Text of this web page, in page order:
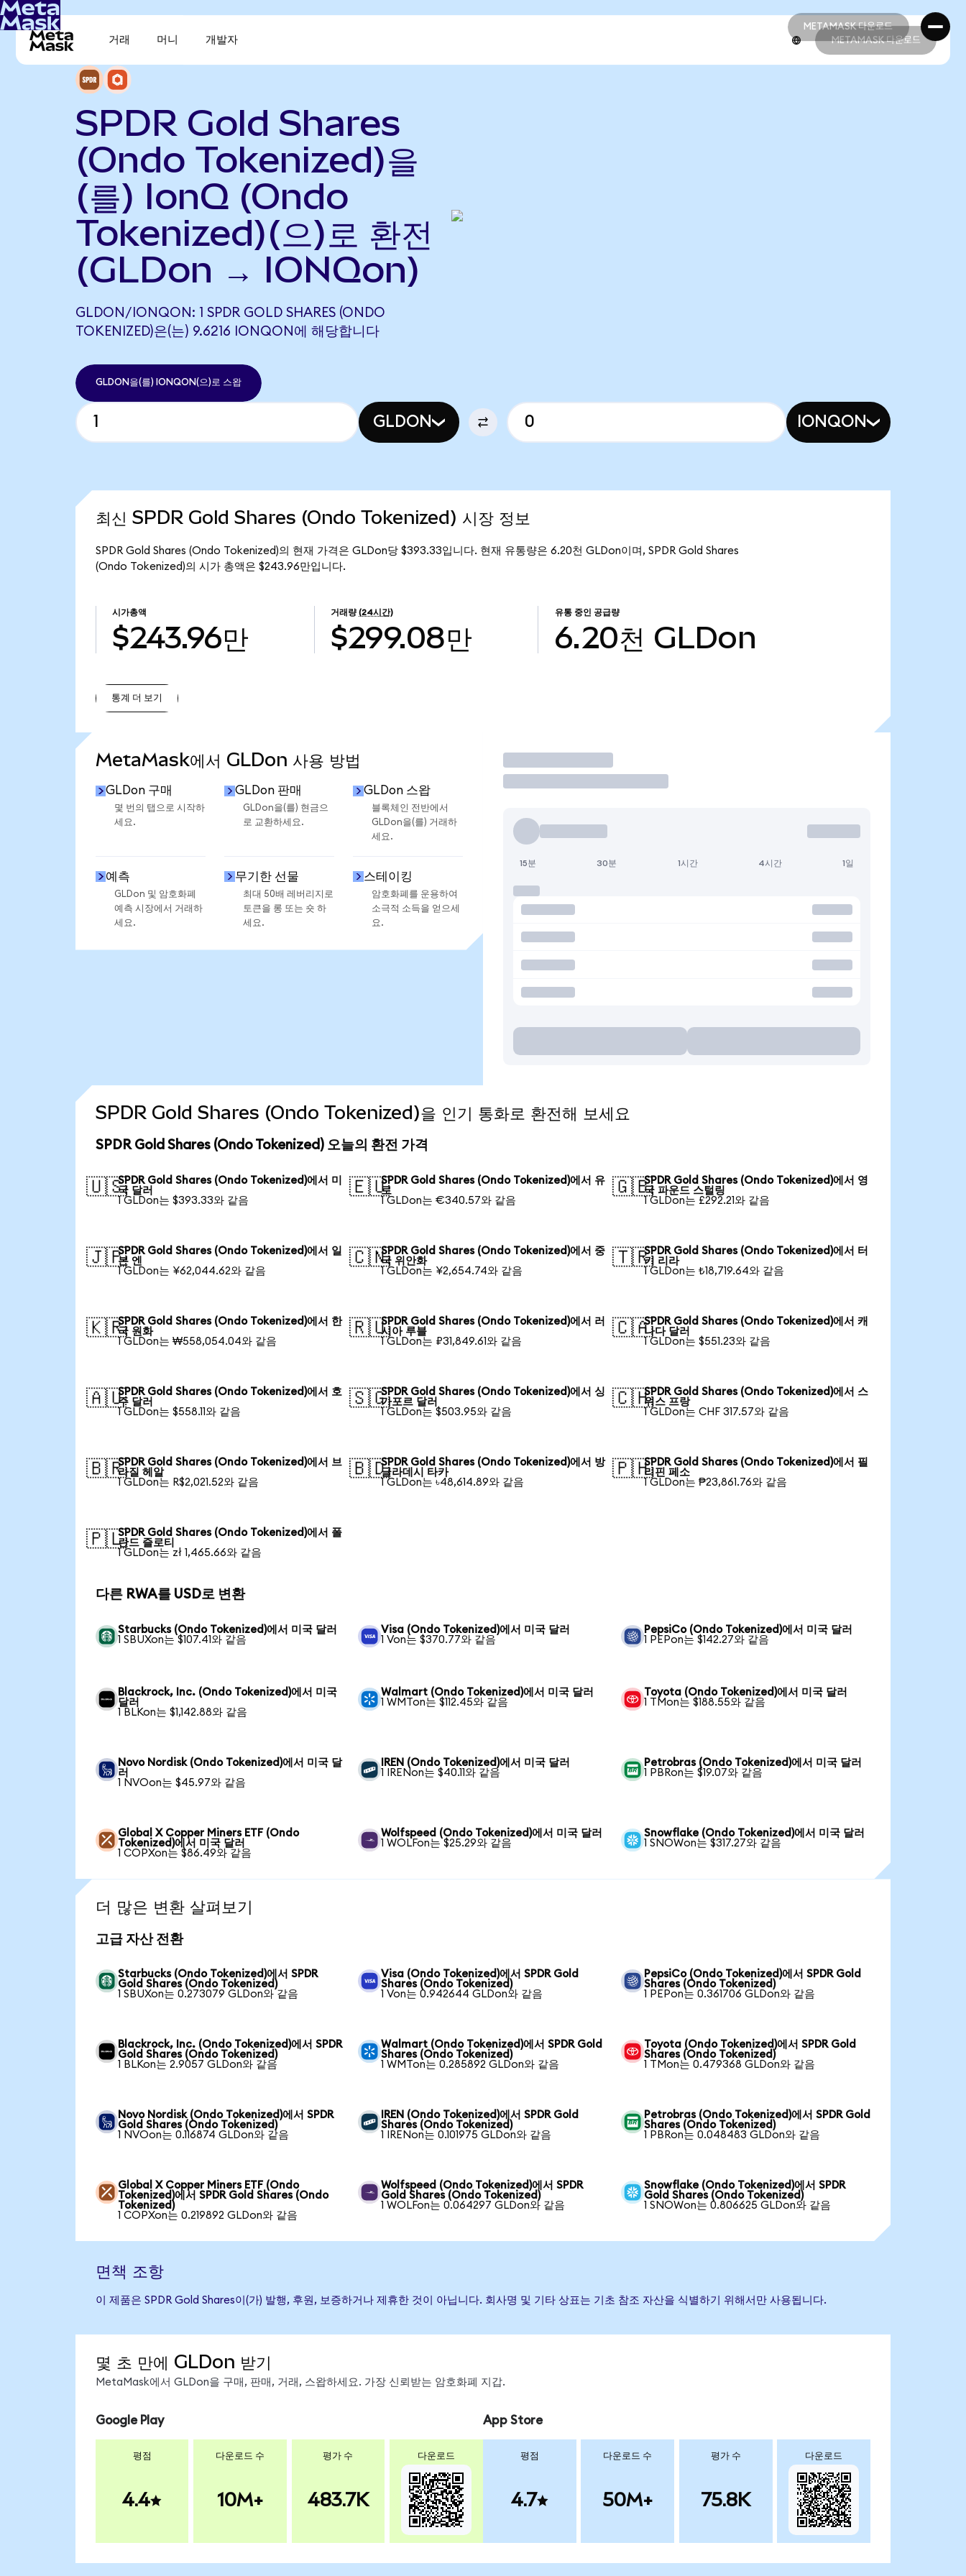
METAMASK 다운로드
METAMASK 다운로드
거래 머니 개발자 METAMASK 다운로드
SPDR Gold Shares
(Ondo Tokenized)을
(를) IonQ (Ondo
Tokenized)(으)로 환전
(GLDon → IONQon)
GLDON/IONQON: 1 SPDR GOLD SHARES (ONDO
TOKENIZED)은(는) 9.6216 IONQON에 해당합니다
GLDON을(를) IONQON(으)로 스왑
GLDON IONQON
최신 SPDR Gold Shares (Ondo Tokenized) 시장 정보
SPDR Gold Shares (Ondo Tokenized)의 현재 가격은 GLDon당 $393.33입니다. 현재 유통량은 6.20천 GLDon이며, SPDR Gold Shares
(Ondo Tokenized)의 시가 총액은 $243.96만입니다.
시가총액
$243.96만
거래량 (24시간)
$299.08만
유통 중인 공급량
6.20천 GLDon
통계 더 보기
MetaMask에서 GLDon 사용 방법
GLDon 구매
몇 번의 탭으로 시작하
세요.
GLDon 판매
GLDon을(를) 현금으
로 교환하세요.
GLDon 스왑
블록체인 전반에서
GLDon을(를) 거래하
세요.
예측
GLDon 및 암호화폐
예측 시장에서 거래하
세요.
무기한 선물
최대 50배 레버리지로
토큰을 롱 또는 숏 하
세요.
스테이킹
암호화폐를 운용하여
소극적 소득을 얻으세
요.
거래
15분 30분 1시간 4시간 1일
SPDR Gold Shares (Ondo Tokenized)을 인기 통화로 환전해 보세요
SPDR Gold Shares (Ondo Tokenized) 오늘의 환전 가격
🇺🇸SPDR Gold Shares (Ondo Tokenized)에서 미
국 달러
1 GLDon는 $393.33와 같음
🇪🇺SPDR Gold Shares (Ondo Tokenized)에서 유
로
1 GLDon는 €340.57와 같음
🇬🇧SPDR Gold Shares (Ondo Tokenized)에서 영
국 파운드 스털링
1 GLDon는 £292.21와 같음
🇯🇵SPDR Gold Shares (Ondo Tokenized)에서 일
본 엔
1 GLDon는 ¥62,044.62와 같음
🇨🇳SPDR Gold Shares (Ondo Tokenized)에서 중
국 위안화
1 GLDon는 ¥2,654.74와 같음
🇹🇷SPDR Gold Shares (Ondo Tokenized)에서 터
키 리라
1 GLDon는 ₺18,719.64와 같음
🇰🇷SPDR Gold Shares (Ondo Tokenized)에서 한
국 원화
1 GLDon는 ₩558,054.04와 같음
🇷🇺SPDR Gold Shares (Ondo Tokenized)에서 러
시아 루블
1 GLDon는 ₽31,849.61와 같음
🇨🇦SPDR Gold Shares (Ondo Tokenized)에서 캐
나다 달러
1 GLDon는 $551.23와 같음
🇦🇺SPDR Gold Shares (Ondo Tokenized)에서 호
주 달러
1 GLDon는 $558.11와 같음
🇸🇬SPDR Gold Shares (Ondo Tokenized)에서 싱
가포르 달러
1 GLDon는 $503.95와 같음
🇨🇭SPDR Gold Shares (Ondo Tokenized)에서 스
위스 프랑
1 GLDon는 CHF 317.57와 같음
🇧🇷SPDR Gold Shares (Ondo Tokenized)에서 브
라질 헤알
1 GLDon는 R$2,021.52와 같음
🇧🇩SPDR Gold Shares (Ondo Tokenized)에서 방
글라데시 타카
1 GLDon는 ৳48,614.89와 같음
🇵🇭SPDR Gold Shares (Ondo Tokenized)에서 필
리핀 페소
1 GLDon는 ₱23,861.76와 같음
🇵🇱SPDR Gold Shares (Ondo Tokenized)에서 폴
란드 즐로티
1 GLDon는 zł 1,465.66와 같음
다른 RWA를 USD로 변환
Starbucks (Ondo Tokenized)에서 미국 달러
1 SBUXon는 $107.41와 같음
Visa (Ondo Tokenized)에서 미국 달러
1 Von는 $370.77와 같음
PepsiCo (Ondo Tokenized)에서 미국 달러
1 PEPon는 $142.27와 같음
Blackrock, Inc. (Ondo Tokenized)에서 미국
달러
1 BLKon는 $1,142.88와 같음
Walmart (Ondo Tokenized)에서 미국 달러
1 WMTon는 $112.45와 같음
Toyota (Ondo Tokenized)에서 미국 달러
1 TMon는 $188.55와 같음
Novo Nordisk (Ondo Tokenized)에서 미국 달
러
1 NVOon는 $45.97와 같음
IREN (Ondo Tokenized)에서 미국 달러
1 IRENon는 $40.11와 같음
Petrobras (Ondo Tokenized)에서 미국 달러
1 PBRon는 $19.07와 같음
Global X Copper Miners ETF (Ondo
Tokenized)에서 미국 달러
1 COPXon는 $86.49와 같음
Wolfspeed (Ondo Tokenized)에서 미국 달러
1 WOLFon는 $25.29와 같음
Snowflake (Ondo Tokenized)에서 미국 달러
1 SNOWon는 $317.27와 같음
더 많은 변환 살펴보기
고급 자산 전환
Starbucks (Ondo Tokenized)에서 SPDR
Gold Shares (Ondo Tokenized)
1 SBUXon는 0.273079 GLDon와 같음
Visa (Ondo Tokenized)에서 SPDR Gold
Shares (Ondo Tokenized)
1 Von는 0.942644 GLDon와 같음
PepsiCo (Ondo Tokenized)에서 SPDR Gold
Shares (Ondo Tokenized)
1 PEPon는 0.361706 GLDon와 같음
Blackrock, Inc. (Ondo Tokenized)에서 SPDR
Gold Shares (Ondo Tokenized)
1 BLKon는 2.9057 GLDon와 같음
Walmart (Ondo Tokenized)에서 SPDR Gold
Shares (Ondo Tokenized)
1 WMTon는 0.285892 GLDon와 같음
Toyota (Ondo Tokenized)에서 SPDR Gold
Shares (Ondo Tokenized)
1 TMon는 0.479368 GLDon와 같음
Novo Nordisk (Ondo Tokenized)에서 SPDR
Gold Shares (Ondo Tokenized)
1 NVOon는 0.116874 GLDon와 같음
IREN (Ondo Tokenized)에서 SPDR Gold
Shares (Ondo Tokenized)
1 IRENon는 0.101975 GLDon와 같음
Petrobras (Ondo Tokenized)에서 SPDR Gold
Shares (Ondo Tokenized)
1 PBRon는 0.048483 GLDon와 같음
Global X Copper Miners ETF (Ondo
Tokenized)에서 SPDR Gold Shares (Ondo
Tokenized)
1 COPXon는 0.219892 GLDon와 같음
Wolfspeed (Ondo Tokenized)에서 SPDR
Gold Shares (Ondo Tokenized)
1 WOLFon는 0.064297 GLDon와 같음
Snowflake (Ondo Tokenized)에서 SPDR
Gold Shares (Ondo Tokenized)
1 SNOWon는 0.806625 GLDon와 같음
면책 조항
이 제품은 SPDR Gold Shares이(가) 발행, 후원, 보증하거나 제휴한 것이 아닙니다. 회사명 및 기타 상표는 기초 참조 자산을 식별하기 위해서만 사용됩니다.
몇 초 만에 GLDon 받기
MetaMask에서 GLDon을 구매, 판매, 거래, 스왑하세요. 가장 신뢰받는 암호화폐 지갑.
Google Play
평점
4.4
다운로드 수
10M+
평가 수
483.7K
다운로드
App Store
평점
4.7
다운로드 수
50M+
평가 수
75.8K
다운로드